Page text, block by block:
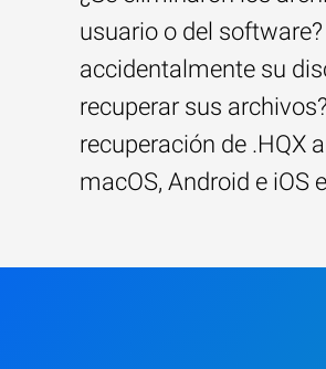
usuario o del
accidentalmente su
recuperar sus
recuperación de .HQX
macOS, Android e iOS